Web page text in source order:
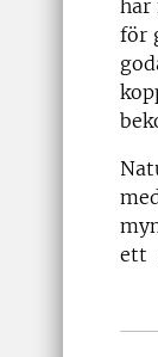
har
för
ett